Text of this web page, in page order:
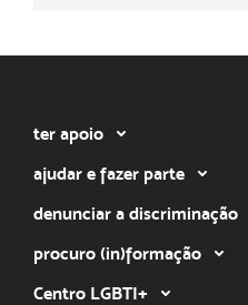
ter apoio
ajudar e fazer parte
denunciar a discriminação
procuro (in)formação
Centro LGBTI+